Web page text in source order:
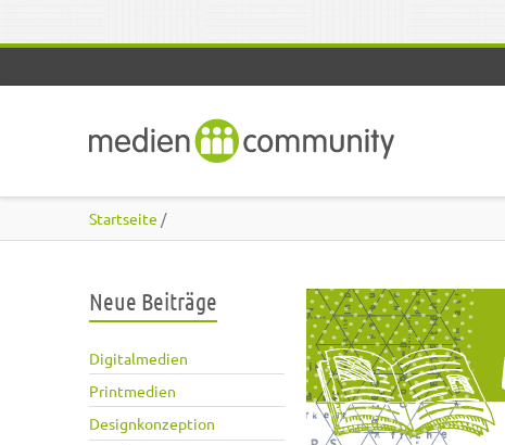
Startseite /
Neue Beiträge
Digitalmedien
Printmedien
Designkonzeption